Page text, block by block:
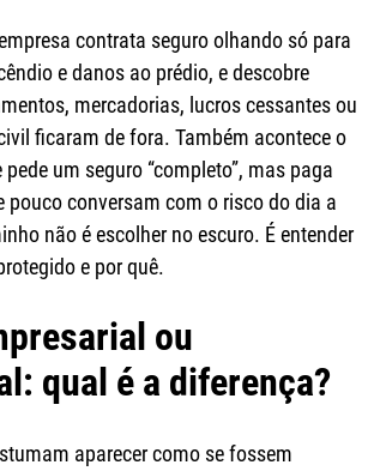
contrata seguro olhando só para
e danos ao prédio, e descobre
mercadorias, lucros cessantes ou
ficaram de fora. Também acontece o
um seguro “completo”, mas paga
pouco conversam com o risco do dia a
não é escolher no escuro. É entender
e por quê.
ou
qual é a diferença?
aparecer como se fossem